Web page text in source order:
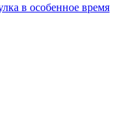
в особенное время